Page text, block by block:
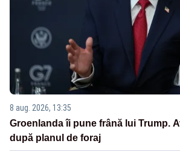
8 aug. 2026, 13:35
Groenlanda îi pune frână lui Trump.
după planul de foraj